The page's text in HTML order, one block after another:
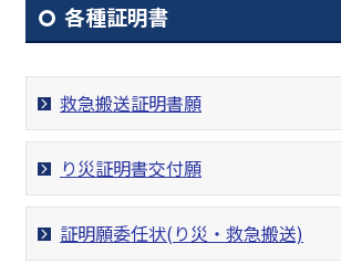
各種証明書
救急搬送証明書願
り災証明書交付願
証明願委任状(り災・救急搬送)